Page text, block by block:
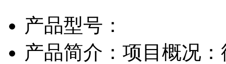
产品型号：
产品简介：项目概况